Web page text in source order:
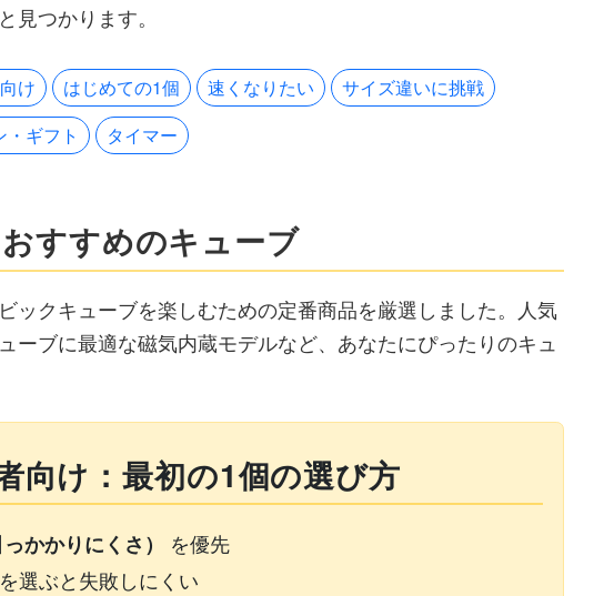
見つかります。
け はじめての1個 速くなりたい
サイズ違いに挑戦
・ギフト タイマー
おすすめのキューブ
ックキューブを楽しむための定番商品を厳選しました。人気
ーブに最適な磁気内蔵モデルなど、あなたにぴったりのキュ
向け：最初の1個の選び方
かかりにくさ）
を優先
選ぶと失敗しにくい